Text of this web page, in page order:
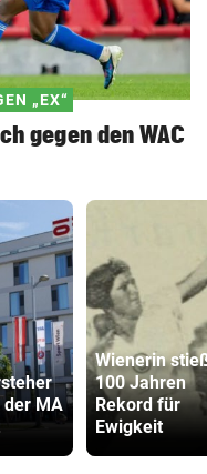
„EX“
gegen den WAC
der MA
Wienerin
100 Jahren
Rekord für
Ewigkeit